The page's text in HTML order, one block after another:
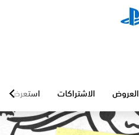
العروض الاشتراكات استعرض